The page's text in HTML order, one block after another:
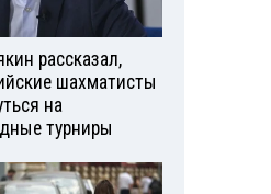
рассказал,
шахматисты
на
турниры